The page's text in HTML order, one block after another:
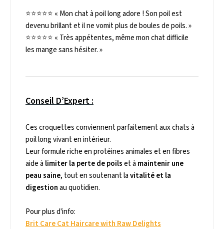
⭐⭐⭐⭐⭐ « Mon chat à poil long adore ! Son poil est
devenu brillant et il ne vomit plus de boules de poils. »
⭐⭐⭐⭐⭐ « Très appétentes, même mon chat difficile
les mange sans hésiter. »
Conseil D’Expert :
Ces croquettes conviennent parfaitement aux chats à
poil long vivant en intérieur.
Leur formule riche en protéines animales et en fibres
aide à limiter la perte de poilset à maintenir une
peau saine, tout en soutenant lavitalité et la
digestionau quotidien.
Pour plus d'info:
Brit Care Cat Haircare with Raw Delights